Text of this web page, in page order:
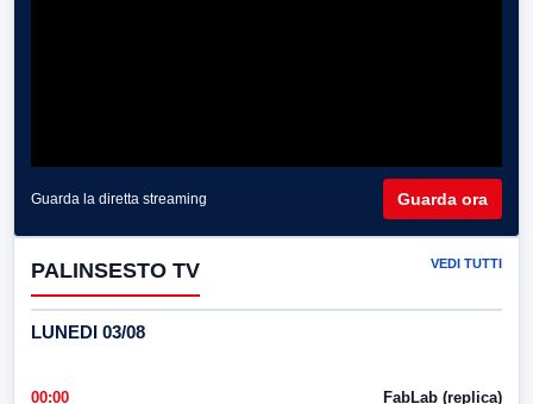
Guarda la diretta streaming Guarda ora
PALINSESTO TV VEDI TUTTI
LUNEDI 03/08
00:00 FabLab (replica)